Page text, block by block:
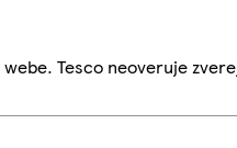
Tesco neoveruje